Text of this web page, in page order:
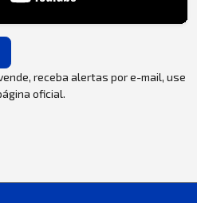
receba alertas por e-mail, use
oficial.